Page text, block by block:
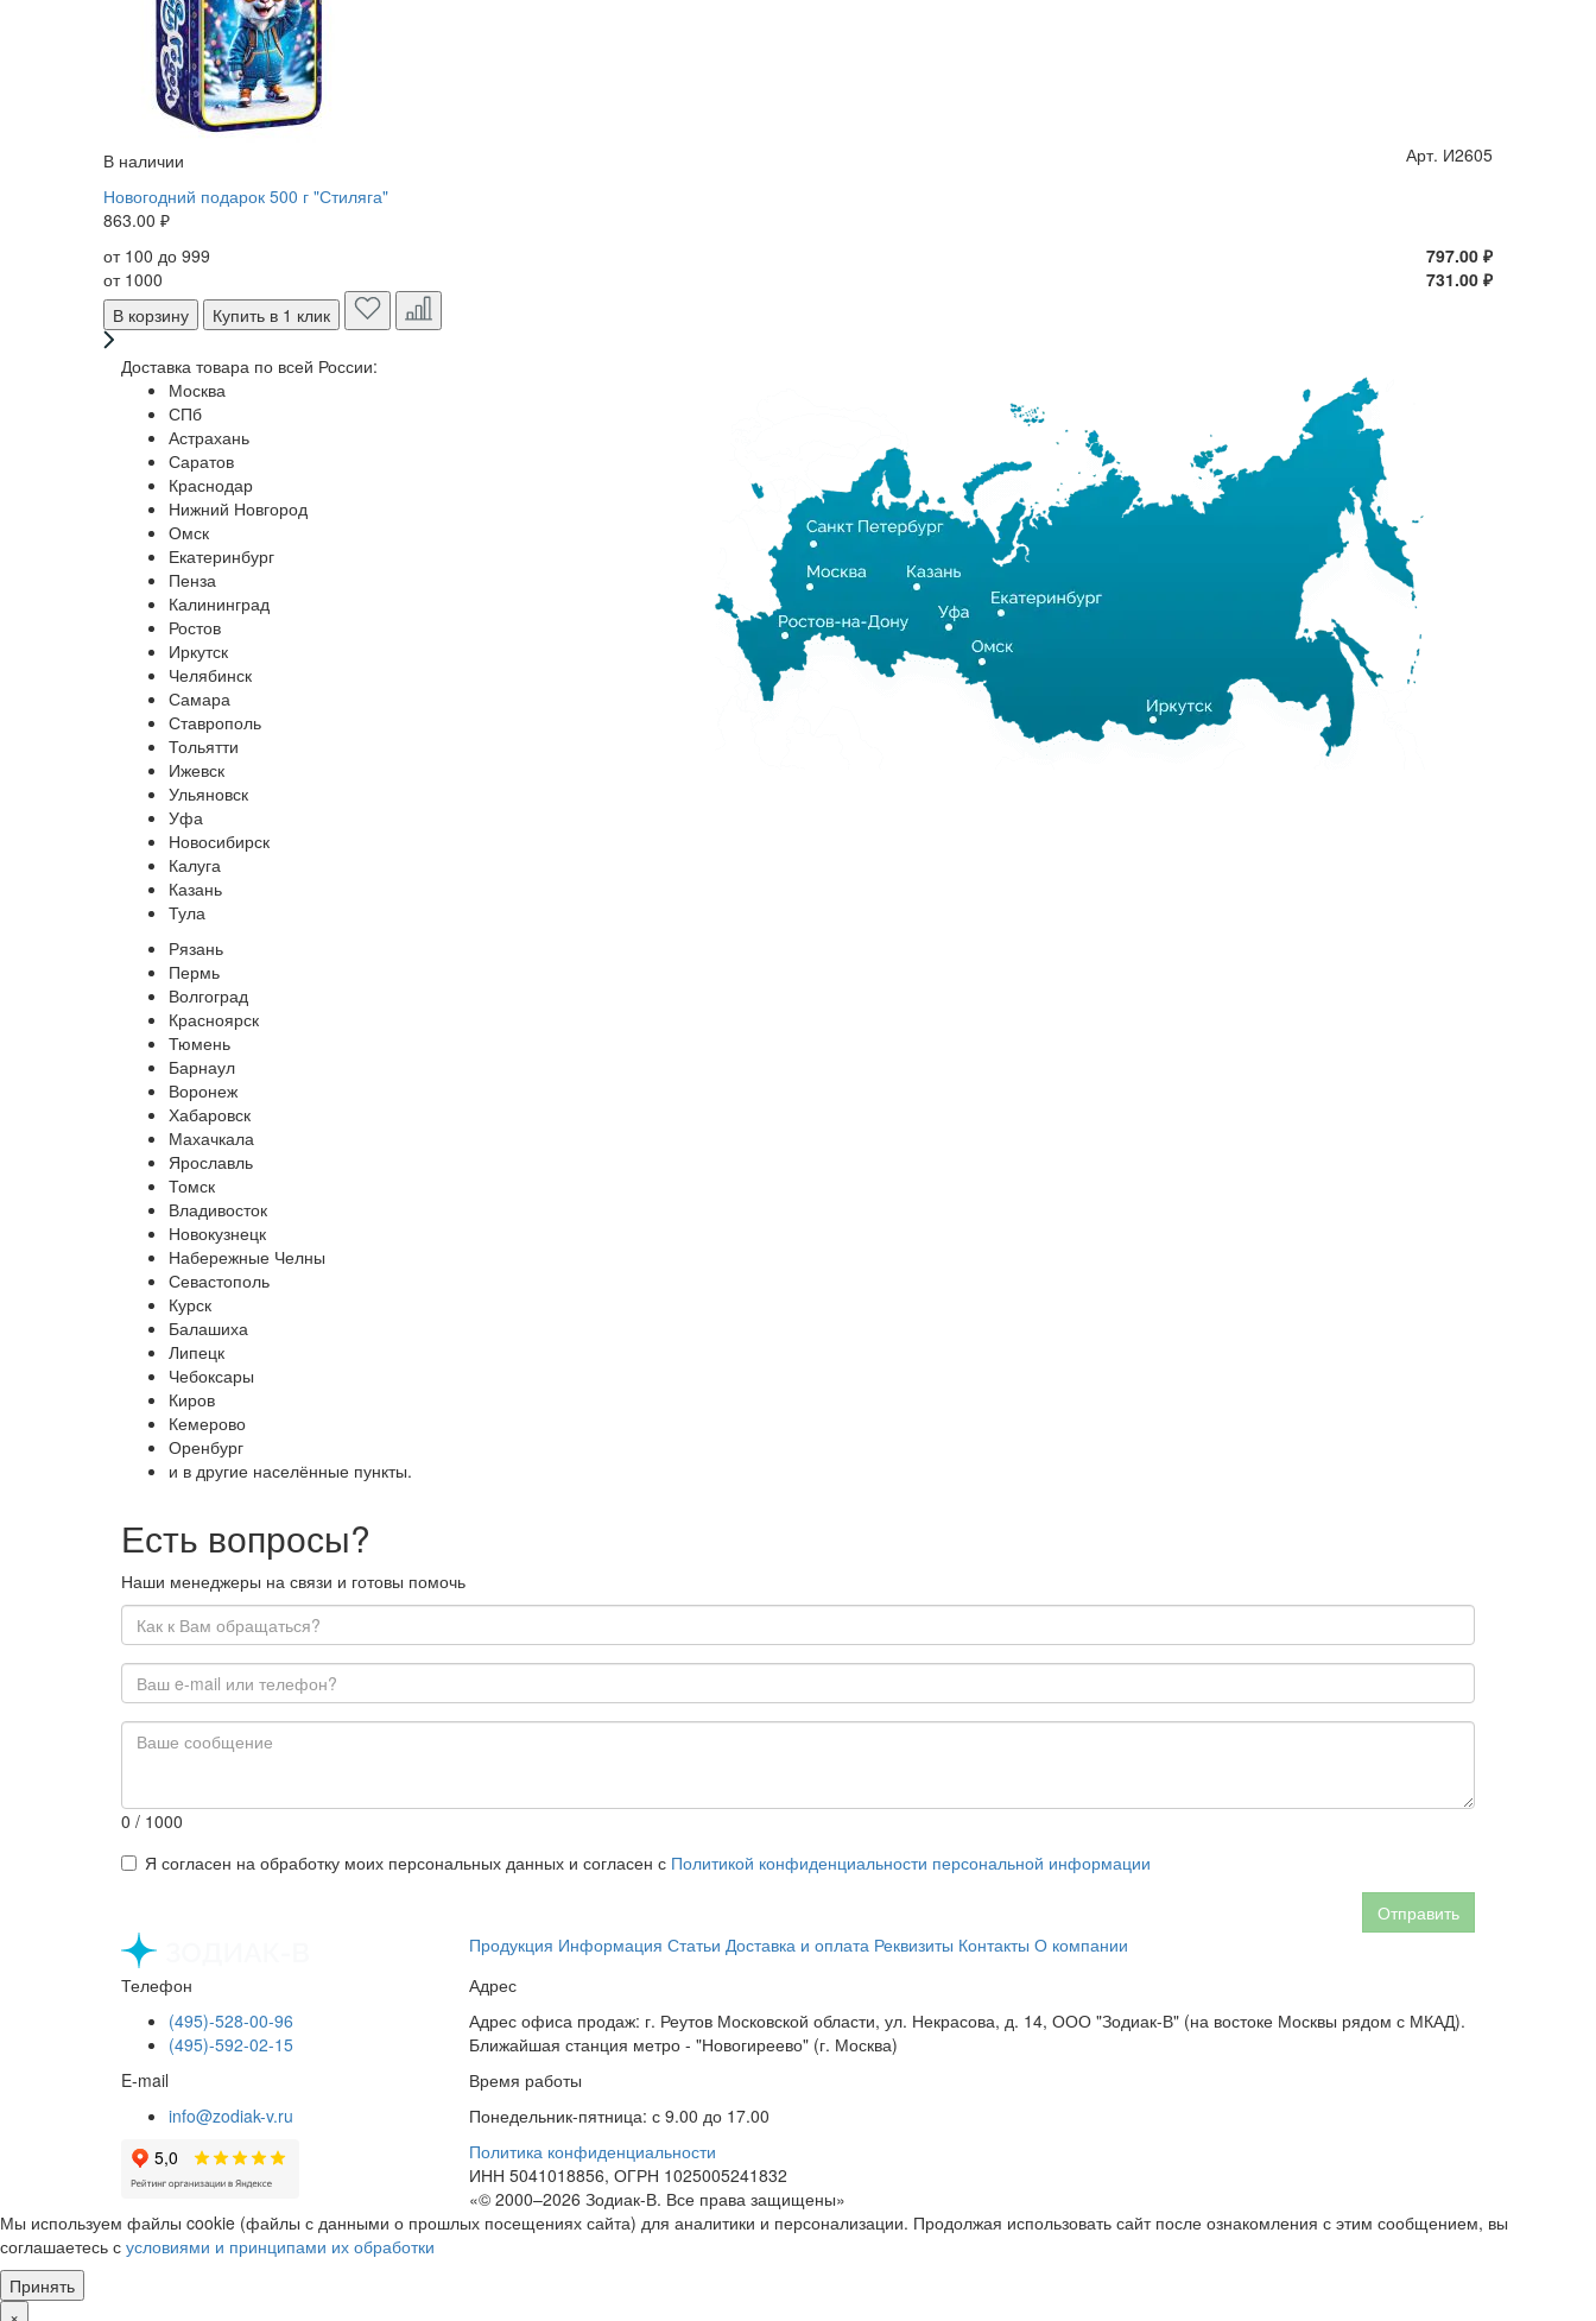
В наличии
Арт. И2605
Новогодний подарок 500 г "Стиляга"
863.00 ₽
от 100 до 999
797.00 ₽
от 1000
731.00 ₽
В корзину
Купить в 1 клик
Доставка товара по всей России:
Москва
СПб
Астрахань
Саратов
Краснодар
Нижний Новгород
Омск
Екатеринбург
Пенза
Калининград
Ростов
Иркутск
Челябинск
Самара
Ставрополь
Тольятти
Ижевск
Ульяновск
Уфа
Новосибирск
Калуга
Казань
Тула
Рязань
Пермь
Волгоград
Красноярск
Тюмень
Барнаул
Воронеж
Хабаровск
Махачкала
Ярославль
Томск
Владивосток
Новокузнецк
Набережные Челны
Севастополь
Курск
Балашиха
Липецк
Чебоксары
Киров
Кемерово
Оренбург
и в другие населённые пункты.
Есть вопросы?
Наши менеджеры на связи и готовы помочь
0 / 1000
Я согласен на обработку моих персональных данных и согласен с Политикой конфиденциальности персональной информации
Отправить
Продукция Информация Статьи Доставка и оплата Реквизиты Контакты О компании
Телефон
(495)-528-00-96
(495)-592-02-15
E-mail
info@zodiak-v.ru
Адрес
Адрес офиса продаж: г. Реутов Московской области, ул. Некрасова, д. 14, ООО "Зодиак-В" (на востоке Москвы рядом с МКАД).
Ближайшая станция метро - "Новогиреево" (г. Москва)
Время работы
Понедельник-пятница: с 9.00 до 17.00
Политика конфиденциальности
ИНН 5041018856, ОГРН 1025005241832
«© 2000–2026 Зодиак-В. Все права защищены»
Мы используем файлы cookie (файлы с данными о прошлых посещениях сайта) для аналитики и персонализации. Продолжая использовать сайт после ознакомления с этим сообщением, вы
соглашаетесь с условиями и принципами их обработки
Принять
×